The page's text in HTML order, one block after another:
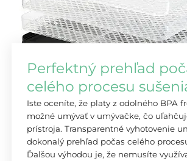
Perfektný prehľad
celého procesu
Iste oceníte, že platy z odolného BPA
možné umývať v umývačke, čo
prístroja. Transparentné vyhotovenie
dokonalý prehľad počas celého
Ďalšou výhodou je, že nemusíte